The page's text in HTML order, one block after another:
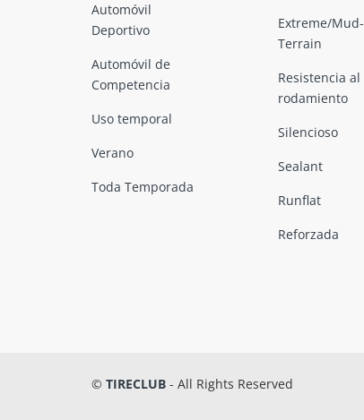
Automóvil
Deportivo
Automóvil de
Competencia
Uso temporal
Verano
Toda Temporada
Extreme/Mud-
Terrain
Resistencia al
rodamiento
Silencioso
Sealant
Runflat
Reforzada
© TIRECLUB - All Rights Reserved